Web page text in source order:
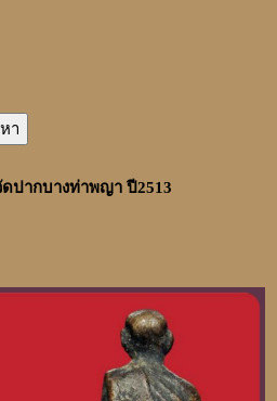
ปากบางท่าพญา ปี2513